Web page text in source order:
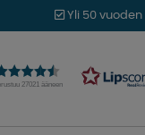
Yli 50
27021 ääneen